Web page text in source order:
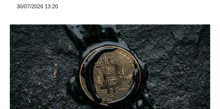
30/07/2026 13:20